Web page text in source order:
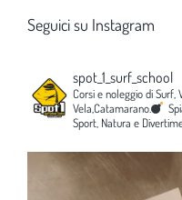
Seguici su Instagram
spot_1_surf_school
Corsi e noleggio di Surf,
Vela,Catamarano.
Sport, Natura e